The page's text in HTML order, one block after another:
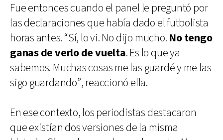
Fue entonces cuando el panel le preguntó por
las declaraciones que había dado el futbolista
horas antes. “Sí, lo vi. No dijo mucho. No tengo
ganas de verlo de vuelta. Es lo que ya
sabemos. Muchas cosas me las guardé y me las
sigo guardando”, reaccionó ella.
En ese contexto, los periodistas destacaron
que existían dos versiones de la misma